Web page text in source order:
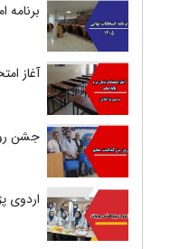
برنامه
آغاز
جشن
اردوی